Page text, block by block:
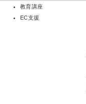
教育講座
EC支援